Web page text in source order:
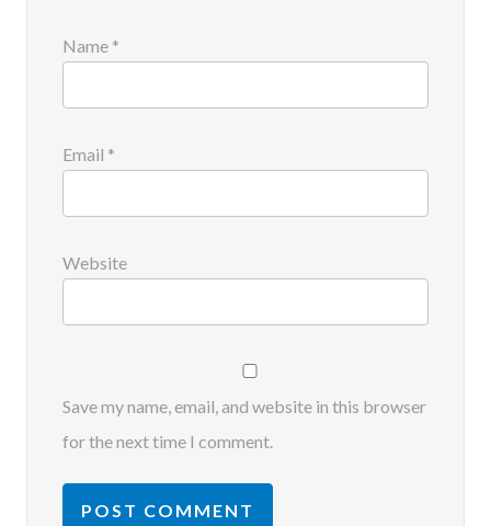
Name *
Email *
Website
Save my name, email, and website in this browser
for the next time I comment.